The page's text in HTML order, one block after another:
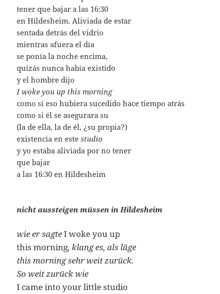
tener que bajar a las 16:30
en Hildesheim. Aliviada de estar
sentada detrás del vidrio
mientras afuera el día
se ponía la noche encima,
quizás nunca había existido
y el hombre dijo
I woke you up this morning
como si eso hubiera sucedido hace tiempo atrás
como si él se asegurara su
(la de ella, la de él, ¿su propia?)
existencia en estestudio
y yo estaba aliviada por no tener
que bajar
a las 16:30 en Hildesheim
nicht aussteigen müssen in Hildesheim
wie er sagteI woke you up
this morning, klang es, als läge
this morning sehr weit zurück.
So weit zurück wie
I came into your little studio